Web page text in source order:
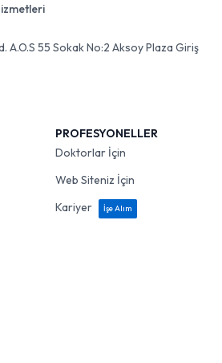
A.O.S 55 Sokak No:2 Aksoy Plaza Giriş
PROFESYONELLER
Doktorlar İçin
Web Siteniz İçin
Kariyer
İşe Alım